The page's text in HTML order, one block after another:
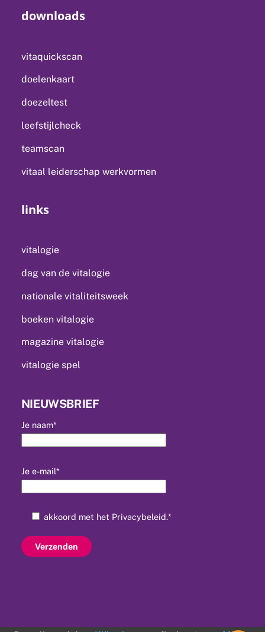
downloads
vitaquickscan
doelenkaart
doezeltest
leefstijlcheck
teamscan
vitaal leiderschap werkvormen
links
vitalogie
dag van de vitalogie
nationale vitaliteitsweek
boeken vitalogie
magazine vitalogie
vitalogie spel
NIEUWSBRIEF
Je naam*
Je e-mail*
akkoord met het Privacybeleid.*